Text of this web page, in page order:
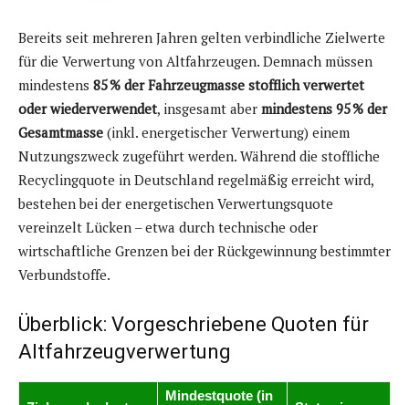
Bereits seit mehreren Jahren gelten verbindliche Zielwerte
für die Verwertung von Altfahrzeugen. Demnach müssen
mindestens 85 % der Fahrzeugmasse stofflich verwertet
oder wiederverwendet, insgesamt aber mindestens 95 % der
Gesamtmasse (inkl. energetischer Verwertung) einem
Nutzungszweck zugeführt werden. Während die stoffliche
Recyclingquote in Deutschland regelmäßig erreicht wird,
bestehen bei der energetischen Verwertungsquote
vereinzelt Lücken – etwa durch technische oder
wirtschaftliche Grenzen bei der Rückgewinnung bestimmter
Verbundstoffe.
Überblick: Vorgeschriebene Quoten für
Altfahrzeugverwertung
Mindestquote (in